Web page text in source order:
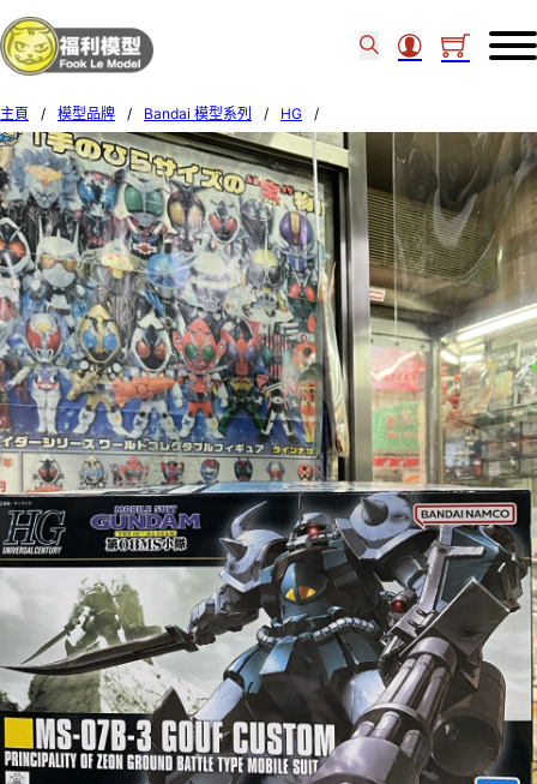
主頁 / 模型品牌 / Bandai 模型系列 / HG
/
Bandai 1/144 HG #117 Gouf Custom 591654